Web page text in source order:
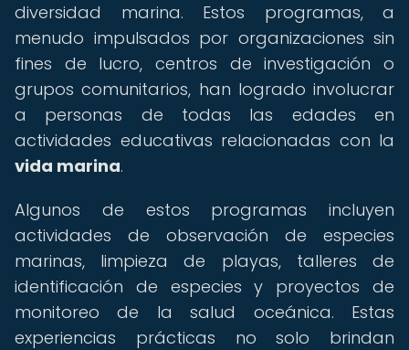
diversidad marina. Estos programas, a
menudo impulsados por organizaciones sin
fines de lucro, centros de investigación o
grupos comunitarios, han logrado involucrar
a personas de todas las edades en
actividades educativas relacionadas con la
vida marina.
Algunos de estos programas incluyen
actividades de observación de especies
marinas, limpieza de playas, talleres de
identificación de especies y proyectos de
monitoreo de la salud oceánica. Estas
experiencias prácticas no solo brindan